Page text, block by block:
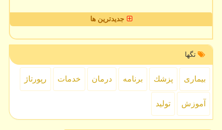
جدیدترین ها
تگها
بیماری پزشك برنامه درمان خدمات رپورتاژ
آموزش تولید